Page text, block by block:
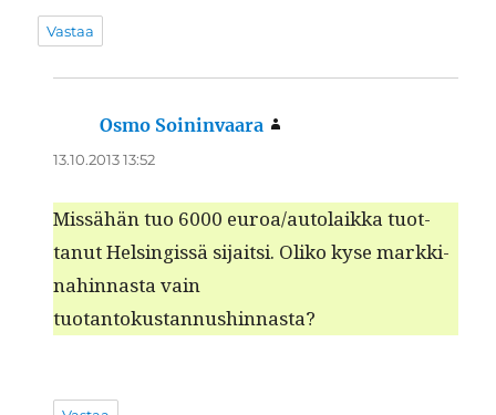
Vastaa
Osmo Soininvaara
13.10.2013 13:52
Mis­sähän tuo 6000 euroa/autolaikka tuot­
tanut Helsingis­sä sijait­si. Oliko kyse markki­
nahin­nas­ta vain
tuotantokustannushinnasta?